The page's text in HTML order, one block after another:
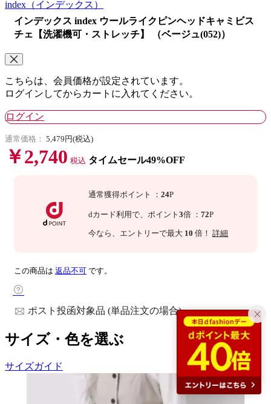
index （インデックス）
インデックス index ウールライクピンヘッドキャミビス
チェ【洗濯機可・ストレッチ】 （ベージュ(052)）
こちらは、会員価格が設定されています。
ログインしてからカートに入れてください。
ログイン
通常価格： 5,479円(税込)
￥2,740 税込 タイムセール49%OFF
通常獲得ポイント ：24P
dカード利用で、 ポイント3倍 ：72P
今なら 、エントリーで最大 10 倍！詳細
この商品は 返品不可 です。
ポスト投函対象品 (単品注文の場合)
サイズ・色を選ぶ
サイズガイド